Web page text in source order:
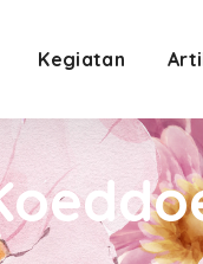
Kegiatan